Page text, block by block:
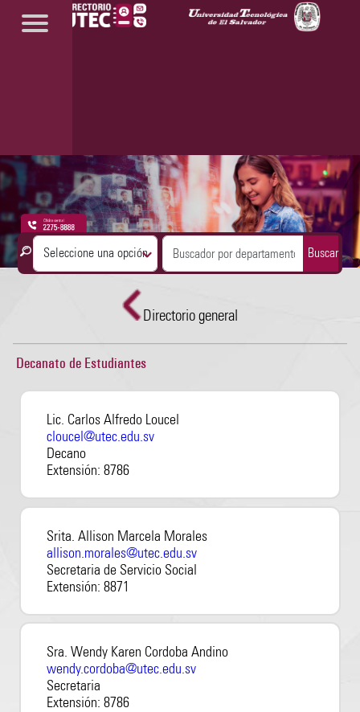
Buscar
Directorio general
Decanato de Estudiantes
Lic. Carlos Alfredo Loucel
cloucel@utec.edu.sv
Decano
Extensión: 8786
Srita. Allison Marcela Morales
allison.morales@utec.edu.sv
Secretaria de Servicio Social
Extensión: 8871
Sra. Wendy Karen Cordoba Andino
wendy.cordoba@utec.edu.sv
Secretaria
Extensión: 8786